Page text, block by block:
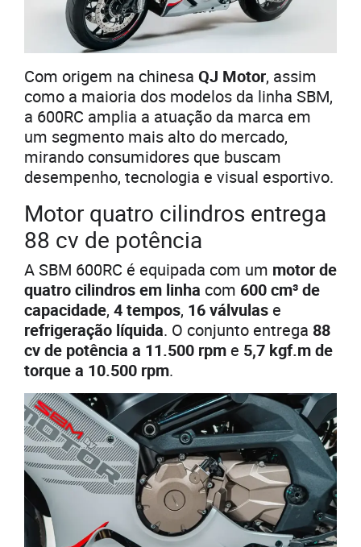
Com origem na chinesa QJ Motor, assim
como a maioria dos modelos da linha SBM,
a 600RC amplia a atuação da marca em
um segmento mais alto do mercado,
mirando consumidores que buscam
desempenho, tecnologia e visual esportivo.
Motor quatro cilindros entrega
88 cv de potência
A SBM 600RC é equipada com um motor de
quatro cilindros em linha com 600 cm³ de
capacidade, 4 tempos, 16 válvulas e
refrigeração líquida. O conjunto entrega 88
cv de potência a 11.500 rpm e 5,7 kgf.m de
torque a 10.500 rpm.